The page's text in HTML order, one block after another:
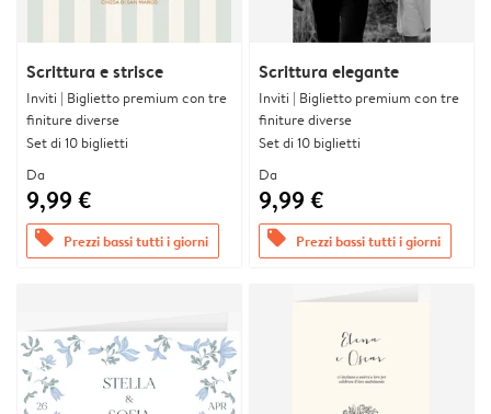
Scrittura e strisce
Inviti | Biglietto premium con tre
finiture diverse
Set di 10 biglietti
Da
9,99 €
offers Prezzi bassi tutti i giorni
Scrittura elegante
Inviti | Biglietto premium con tre
finiture diverse
Set di 10 biglietti
Da
9,99 €
offers Prezzi bassi tutti i giorni